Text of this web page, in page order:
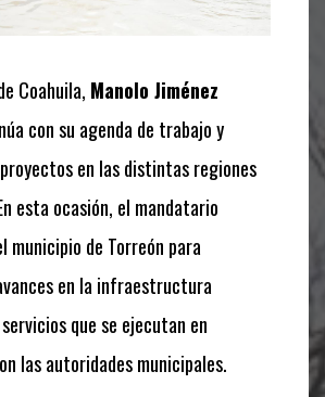
Coahuila, Manolo Jiménez
con su agenda de trabajo y
en las distintas regiones
esta ocasión, el mandatario
de Torreón para
en la infraestructura
que se ejecutan en
las autoridades municipales.